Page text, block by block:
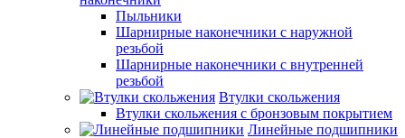
Пыльники
Шарнирные наконечники с наружной
резьбой
Шарнирные наконечники с внутренней
резьбой
Втулки скольжения
Втулки скольжения с бронзовым покрытием
Линейные подшипники